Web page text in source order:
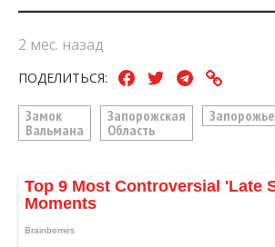
2 мес. назад
ПОДЕЛИТЬСЯ:
Замок
Вальмана
Запорожская
Область
Запорожье